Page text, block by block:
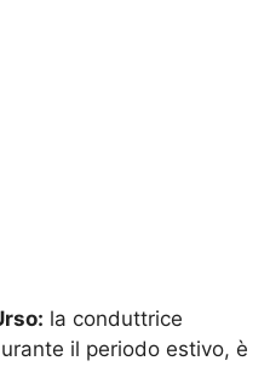
la conduttrice
il periodo estivo, è